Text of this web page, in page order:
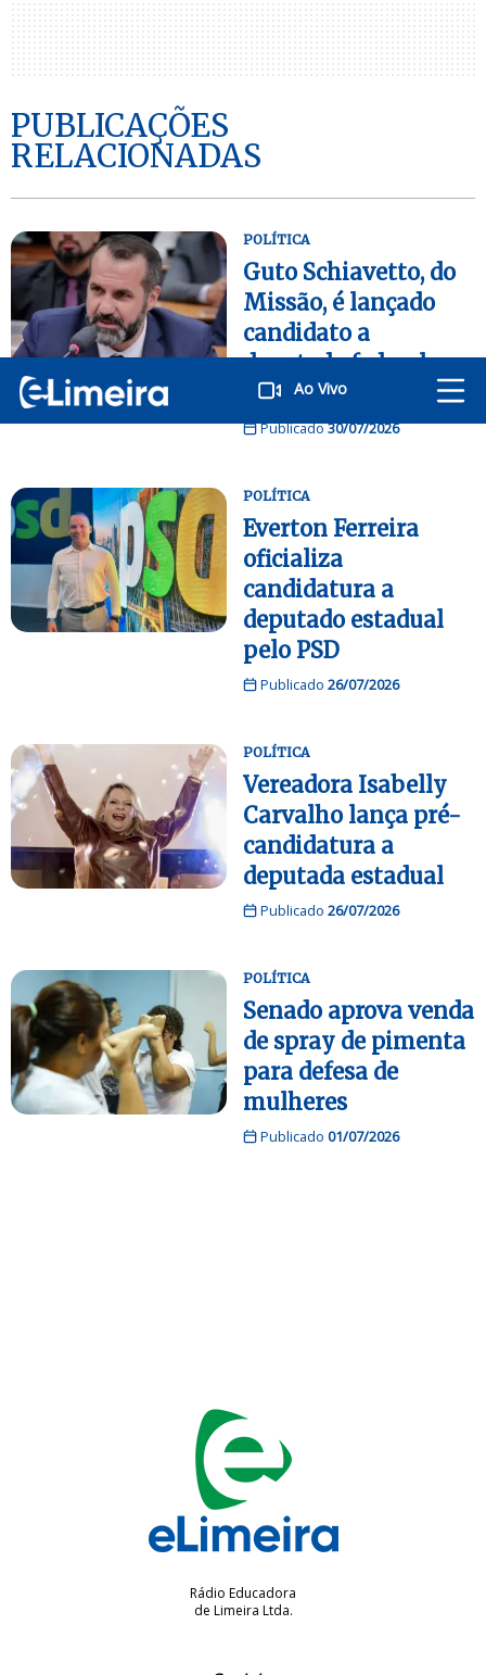
Ao Vivo
PUBLICAÇÕES
RELACIONADAS
POLÍTICA
Guto Schiavetto, do
Missão, é lançado
candidato a
deputado federal por
Limeira
Publicado30/07/2026
POLÍTICA
Everton Ferreira
oficializa
candidatura a
deputado estadual
pelo PSD
Publicado 26/07/2026
POLÍTICA
Vereadora Isabelly
Carvalho lança pré-
candidatura a
deputada estadual
Publicado 26/07/2026
POLÍTICA
Senado aprova venda
de spray de pimenta
para defesa de
mulheres
Publicado 01/07/2026
Rádio Educadora
de Limeira Ltda.